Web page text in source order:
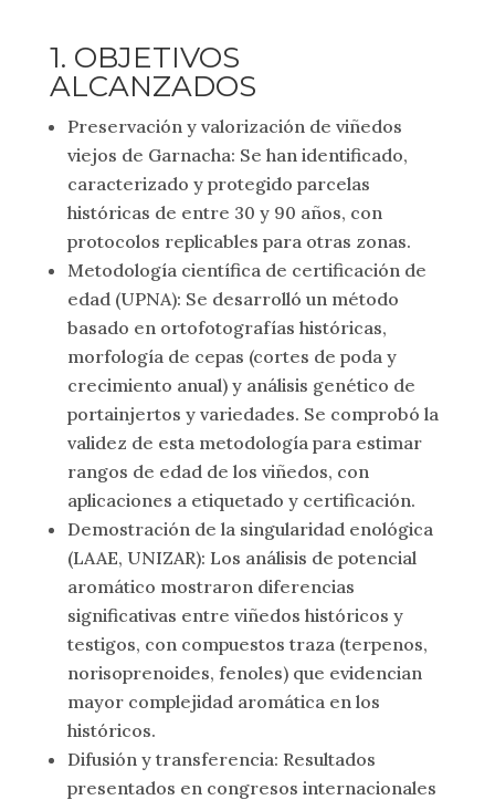
1. OBJETIVOS
ALCANZADOS
Preservación y valorización de viñedos
viejos de Garnacha: Se han identificado,
caracterizado y protegido parcelas
históricas de entre 30 y 90 años, con
protocolos replicables para otras zonas.
Metodología científica de certificación de
edad (UPNA): Se desarrolló un método
basado en ortofotografías históricas,
morfología de cepas (cortes de poda y
crecimiento anual) y análisis genético de
portainjertos y variedades. Se comprobó la
validez de esta metodología para estimar
rangos de edad de los viñedos, con
aplicaciones a etiquetado y certificación.
Demostración de la singularidad enológica
(LAAE, UNIZAR): Los análisis de potencial
aromático mostraron diferencias
significativas entre viñedos históricos y
testigos, con compuestos traza (terpenos,
norisoprenoides, fenoles) que evidencian
mayor complejidad aromática en los
históricos.
Difusión y transferencia: Resultados
presentados en congresos internacionales